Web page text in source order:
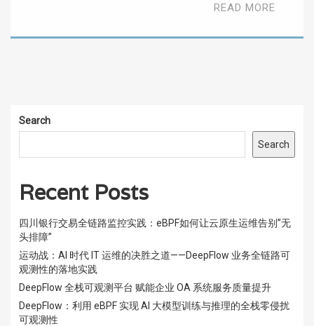
READ MORE
Search
Search
Recent Posts
四川银行交易全链路监控实践：eBPF如何让云原生运维告别”无
头排障”
运动战：AI 时代 IT 运维的决胜之道——DeepFlow 业务全链路可
观测性的落地实践
DeepFlow 全栈可观测平台 赋能企业 OA 系统服务质量提升
DeepFlow：利用 eBPF 实现 AI 大模型训练与推理的全栈零侵扰
可观测性